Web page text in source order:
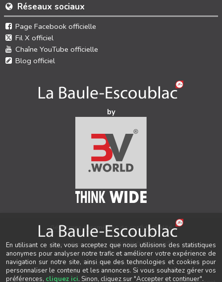
Réseaux sociaux
Page Facebook officielle
Fil X officiel
Chaîne YouTube officielle
Blog officiel
by
Gérer mes paramètres de confidentialité
Auteur & conception 3V.WORLD&New3S ®
© 2021-2026 New3S®
Tous droits réservés.
En utilisant ce site, vous acceptez que nous utilisions des statistiques
anonymes pour analyser notre trafic et améliorer votre expérience de
navigation sur notre site, ainsi que des technologies et cookies pour
personnaliser le contenu et les annonces. Si vous souhaitez gérer vos
préférences, cliquez ici. Sinon, cliquez sur "Accepter et continuer".